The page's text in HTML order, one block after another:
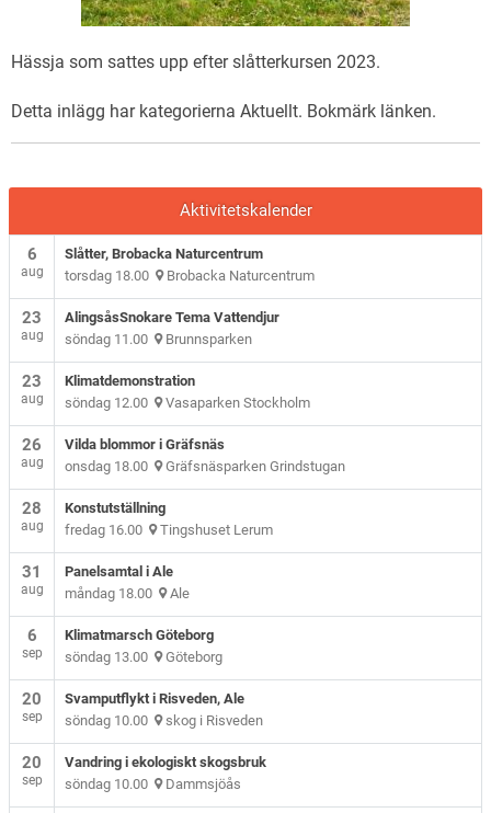
Hässja som sattes upp efter slåtterkursen 2023.
Detta inlägg har kategorierna Aktuellt. Bokmärk länken.
Aktivitetskalender
6
aug
Slåtter, Brobacka Naturcentrum
torsdag 18.00 Brobacka Naturcentrum
23
aug
AlingsåsSnokare Tema Vattendjur
söndag 11.00 Brunnsparken
23
aug
Klimatdemonstration
söndag 12.00 Vasaparken Stockholm
26
aug
Vilda blommor i Gräfsnäs
onsdag 18.00 Gräfsnäsparken Grindstugan
28
aug
Konstutställning
fredag 16.00 Tingshuset Lerum
31
aug
Panelsamtal i Ale
måndag 18.00 Ale
6
sep
Klimatmarsch Göteborg
söndag 13.00 Göteborg
20
sep
Svamputflykt i Risveden, Ale
söndag 10.00 skog i Risveden
20
sep
Vandring i ekologiskt skogsbruk
söndag 10.00 Dammsjöås